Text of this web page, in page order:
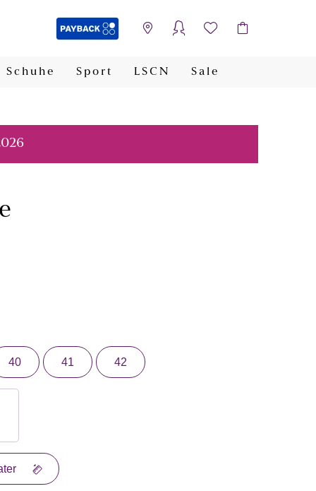
Schuhe Sport LSCN Sale
40 41 42